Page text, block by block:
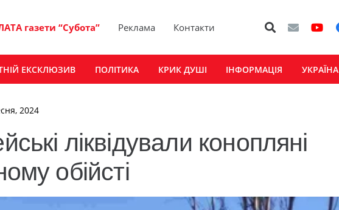
газети “Субота” Реклама Контакти
ЕКСКЛЮЗИВ ПОЛІТИКА КРИК ДУШІ ІНФОРМАЦІЯ УКРАЇНА
2024
ліквідували конопляні
обійсті